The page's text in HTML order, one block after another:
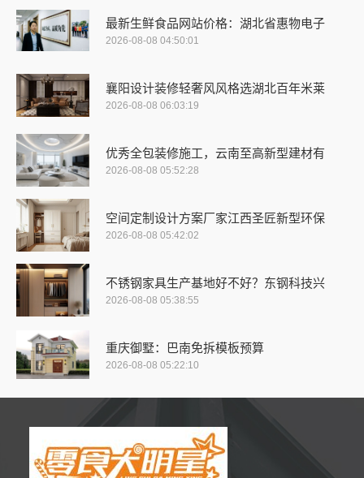
最新生鲜食品网站价格：湖北省惠物电子
2026-08-08 04:50:01
襄阳设计装修轻奢风风格选湖北百年米莱
2026-08-08 06:03:19
优秀全包装修施工，云南至高新型建材有
2026-08-08 05:52:28
空间定制设计方案厂家江西圣匠新型环保
2026-08-08 05:42:02
不锈钢家具生产基地好不好？东钢科技兴
2026-08-08 05:38:55
重庆御墅：巴南免拆模板预算
2026-08-08 05:22:10